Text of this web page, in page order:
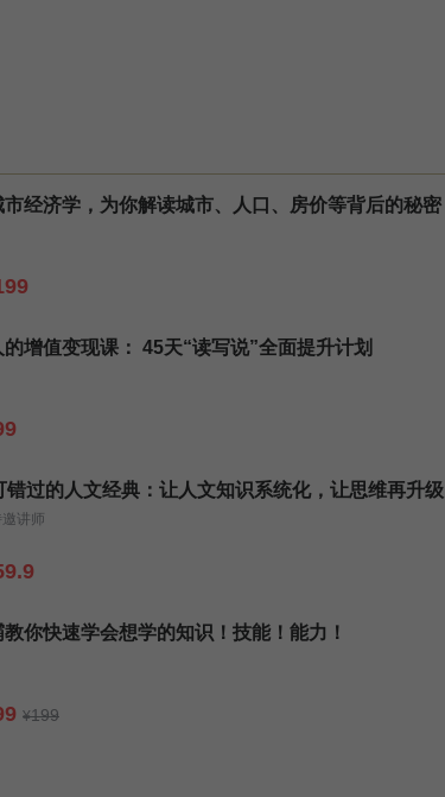
市经济学，为你解读城市、人口、房价等背后的秘密
增值变现课： 45天“读写说”全面提升计划
错过的人文经典：让人文知识系统化，让思维再升级
讲师
你快速学会想学的知识！技能！能力！
¥199